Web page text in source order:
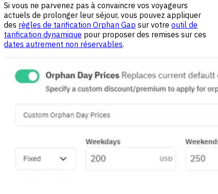
Si vous ne parvenez pas à convaincre vos voyageurs
actuels de prolonger leur séjour, vous pouvez appliquer
des règles de tarification Orphan Gap sur votre outil de
tarification dynamique pour proposer des remises sur ces
dates autrement non réservables.